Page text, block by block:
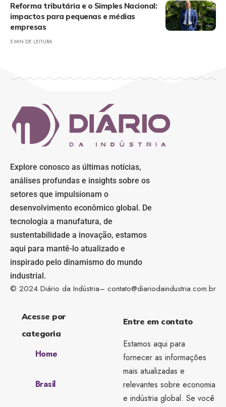
Reforma tributária e o Simples Nacional:
impactos para pequenas e médias
empresas
5 MIN DE LEITURA
Explore conosco as últimas notícias,
análises profundas e insights sobre os
setores que impulsionam o
desenvolvimento econômico global. De
tecnologia a manufatura, de
sustentabilidade a inovação, estamos
aqui para mantê-lo atualizado e
inspirado pelo dinamismo do mundo
industrial.
© 2024 Diário da Indústria– contato@diariodaindustria.com.br
Acesse por
categoria
Home
Brasil
Entre em contato
Estamos aqui para
fornecer as informações
mais atualizadas e
relevantes sobre economia
e indústria global. Se você